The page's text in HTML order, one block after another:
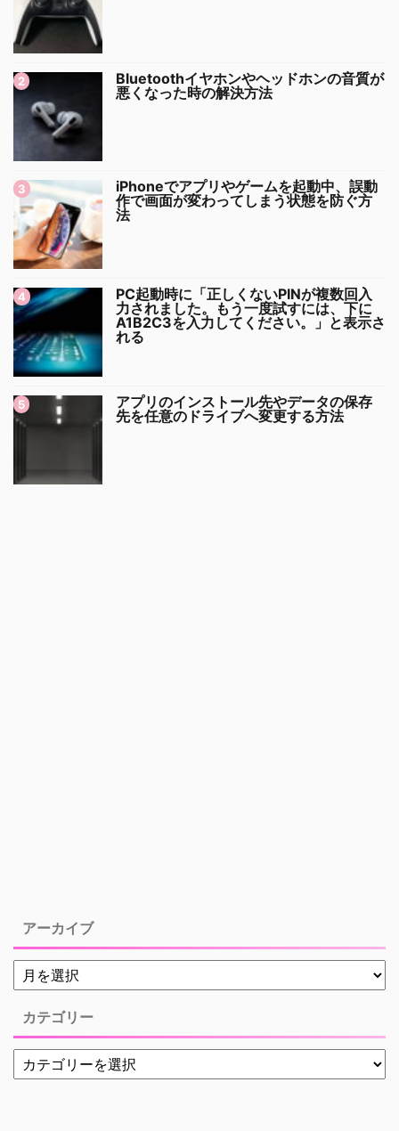
Bluetoothイヤホンやヘッドホンの音質が
悪くなった時の解決方法
iPhoneでアプリやゲームを起動中、誤動
作で画面が変わってしまう状態を防ぐ方
法
PC起動時に「正しくないPINが複数回入
力されました。もう一度試すには、下に
A1B2C3を入力してください。」と表示さ
れる
アプリのインストール先やデータの保存
先を任意のドライブへ変更する方法
アーカイブ
カテゴリー